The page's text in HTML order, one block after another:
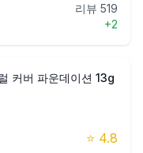
리뷰 519
+2
커버 파운데이션 13g
⭐ 4.8